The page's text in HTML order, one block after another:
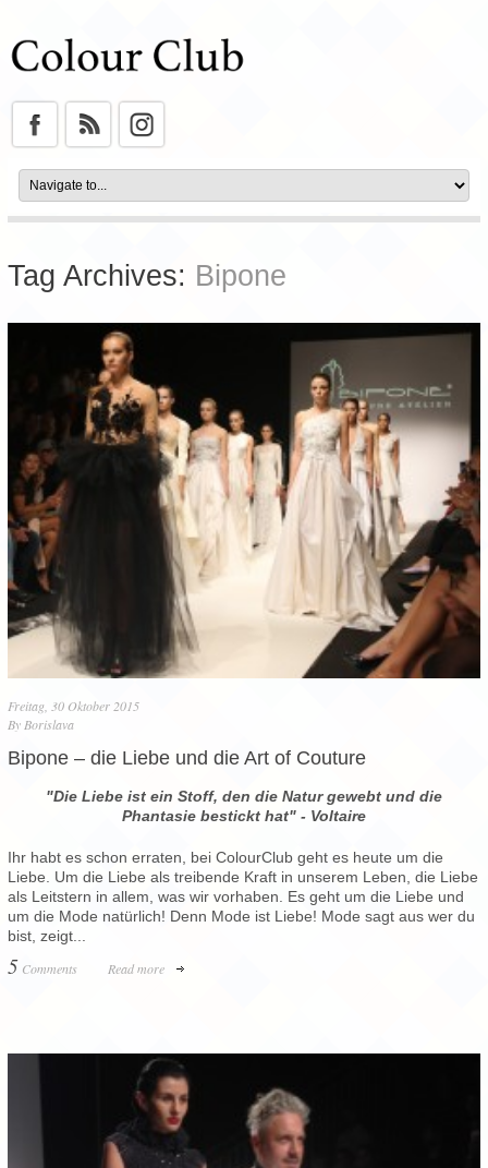
Tag Archives: Bipone
Freitag, 30 Oktober 2015
By Borislava
Bipone – die Liebe und die Art of Couture
"Die Liebe ist ein Stoff, den die Natur gewebt und die
Phantasie bestickt hat" - Voltaire
Ihr habt es schon erraten, bei ColourClub geht es heute um die
Liebe. Um die Liebe als treibende Kraft in unserem Leben, die Liebe
als Leitstern in allem, was wir vorhaben. Es geht um die Liebe und
um die Mode natürlich! Denn Mode ist Liebe! Mode sagt aus wer du
bist, zeigt...
5 Comments Read more